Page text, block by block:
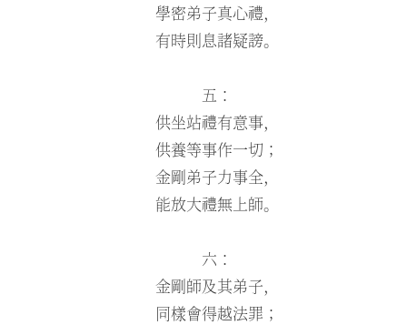
學密弟子真心禮，
有時則息諸疑謗。
五：
供坐站禮有意事，
供養等事作一切；
金剛弟子力事全，
能放大禮無上師。
六：
金剛師及其弟子，
同樣會得越法罪；